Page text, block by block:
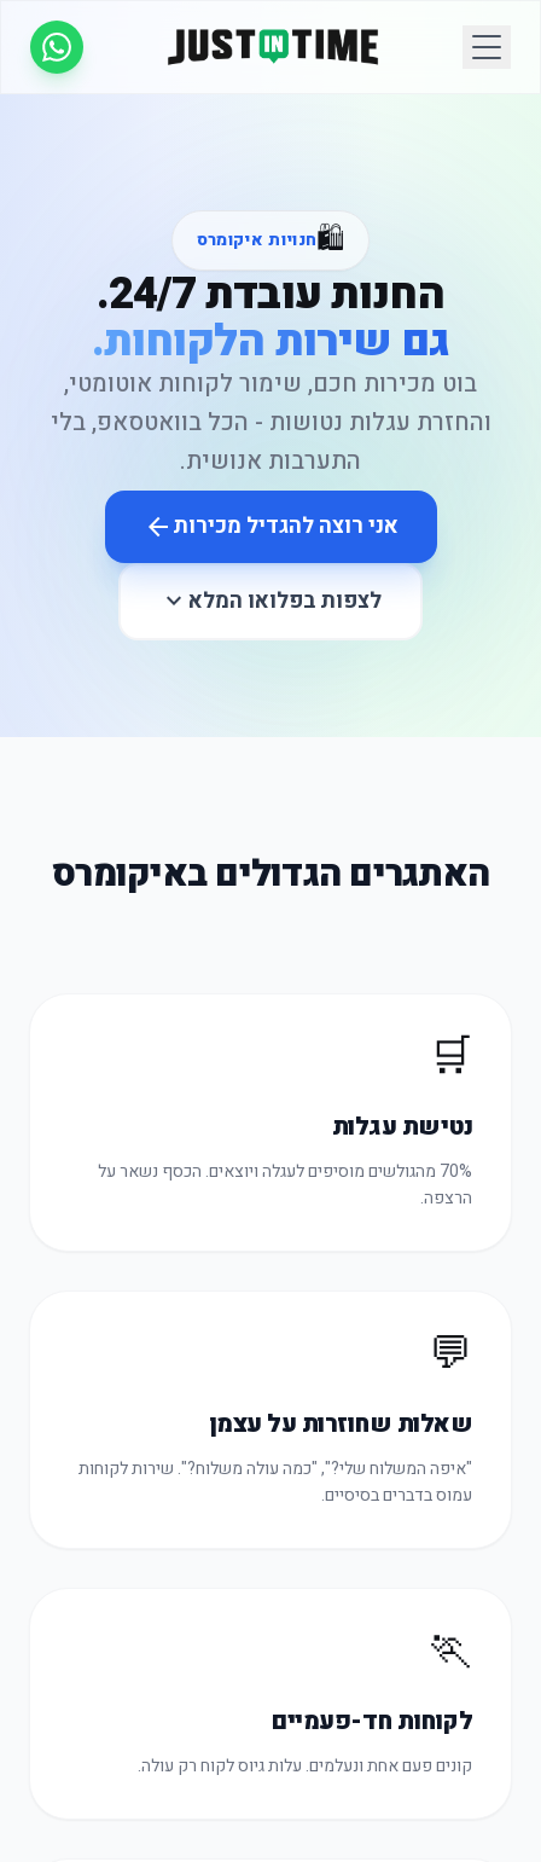
🛍️חנויות איקומרס
החנות עובדת 24/7.
גם שירות הלקוחות.
בוט מכירות חכם, שימור לקוחות אוטומטי,
והחזרת עגלות נטושות - הכל בוואטסאפ, בלי
התערבות אנושית.
אני רוצה להגדיל מכירותarrow_back
לצפות בפלואו המלא expand_more
האתגרים הגדולים באיקומרס
🛒
נטישת עגלות
70% מהגולשים מוסיפים לעגלה ויוצאים. הכסף נשאר על
הרצפה.
💬
שאלות שחוזרות על עצמן
"איפה המשלוח שלי?", "כמה עולה משלוח?". שירות לקוחות
עמוס בדברים בסיסיים.
🏃
לקוחות חד-פעמיים
קונים פעם אחת ונעלמים. עלות גיוס לקוח רק עולה.